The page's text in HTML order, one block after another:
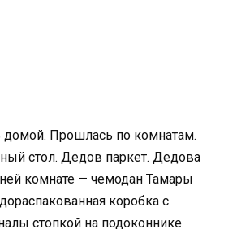
домой. Прошлась по комнатам.
стол. Дедов паркет. Дедова
комнате — чемодан Тамары
коробка с
стопкой на подоконнике.